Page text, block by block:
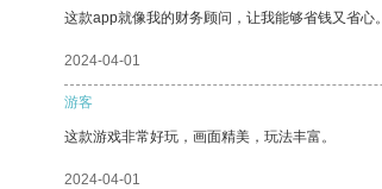
这款app就像我的财务顾问，让我能够省钱又省心。
2024-04-01
游客
这款游戏非常好玩，画面精美，玩法丰富。
2024-04-01